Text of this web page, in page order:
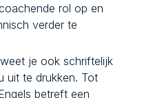
rol op en
verder te
je ook schriftelijk
uit te drukken. Tot
betreft een